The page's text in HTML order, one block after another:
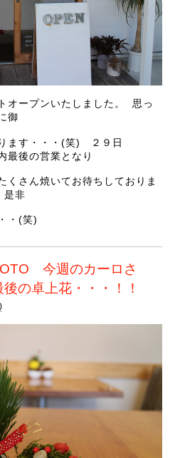
オープンいたしました。 思っ
御
ます・・・(笑) ２９日
最後の営業となり
くさん焼いてお待ちしておりま
是非
・(笑)
今週のカーロさ
の卓上花・・・！！